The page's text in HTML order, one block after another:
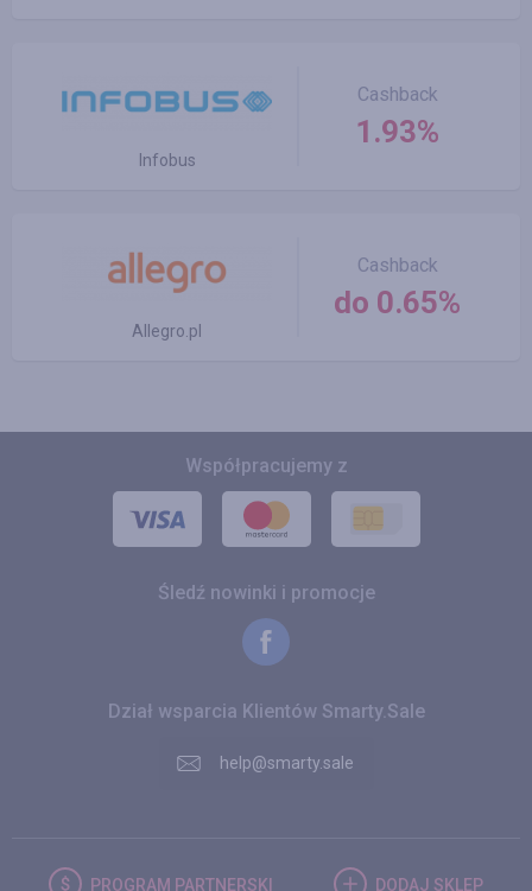
Infobus
Cashback
1.93%
Allegro.pl
Cashback
do 0.65%
Współpracujemy z
Śledź nowinki i promocje
Dział wsparcia Klientów Smarty.Sale
help@smarty.sale
PROGRAM PARTNERSKI DODAJ SKLEP